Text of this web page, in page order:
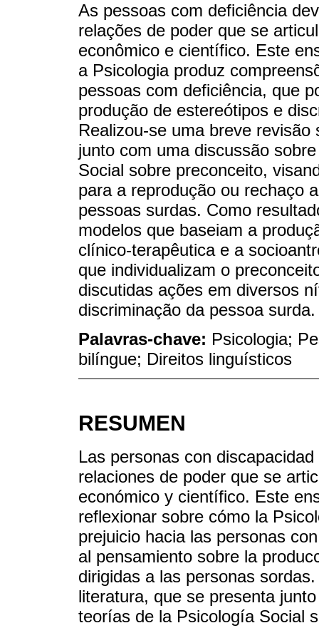
As pessoas com deficiência
relações de poder que se
econômico e científico. Este
a Psicologia produz
pessoas com deficiência, que
produção de estereótipos e
Realizou-se uma breve
junto com uma discussão
Social sobre preconceito,
para a reprodução ou rechaço
pessoas surdas. Como
modelos que baseiam a
clínico-terapêutica e a
que individualizam o
discutidas ações em diversos
discriminação da pessoa surda.
Palavras-chave: Psicologia;
bilíngue; Direitos linguísticos
RESUMEN
Las personas con
relaciones de poder que se
económico y científico. Este
reflexionar sobre cómo la
prejuicio hacia las personas
al pensamiento sobre la
dirigidas a las personas
literatura, que se presenta
teorías de la Psicología Social